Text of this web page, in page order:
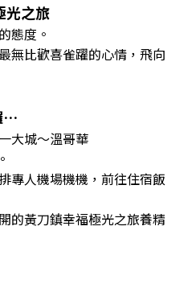
光之旅
態度。
無比歡喜雀躍的心情，飛向
…
大城～溫哥華
專人機場機機，前往住宿飯
的黃刀鎮幸福極光之旅養精